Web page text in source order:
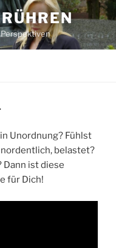
Unordnung? Fühlst
belastet?
Dann ist diese
für Dich!